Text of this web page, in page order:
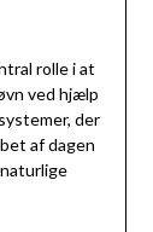
rolle i at
ved hjælp
der
af dagen